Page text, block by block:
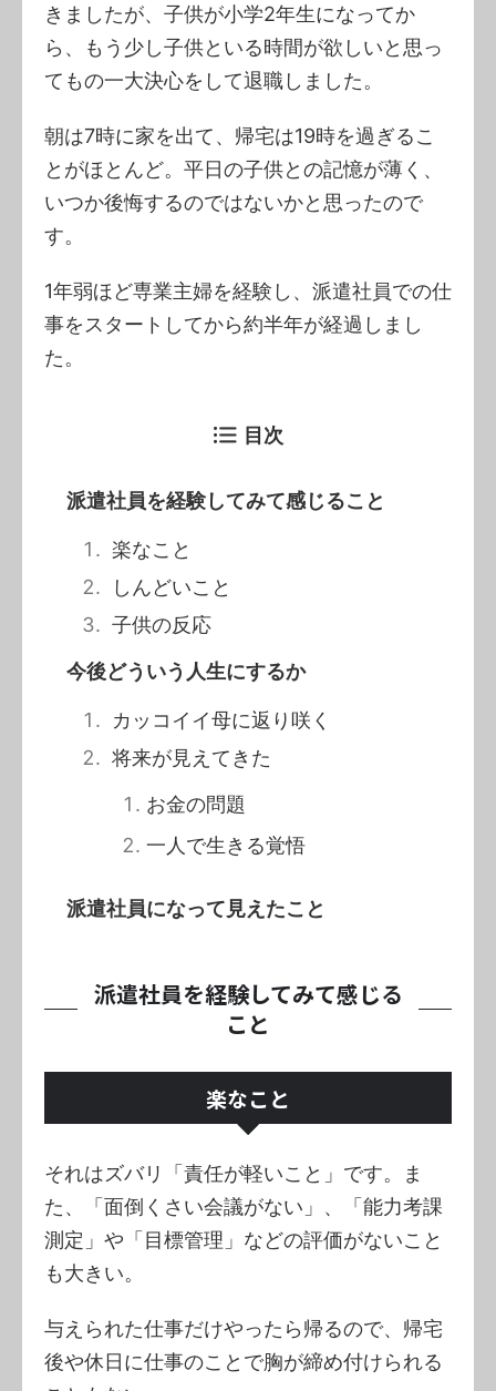
きましたが、子供が小学2年生になってか
ら、もう少し子供といる時間が欲しいと思っ
てもの一大決心をして退職しました。
朝は7時に家を出て、帰宅は19時を過ぎるこ
とがほとんど。平日の子供との記憶が薄く、
いつか後悔するのではないかと思ったので
す。
1年弱ほど専業主婦を経験し、派遣社員での仕
事をスタートしてから約半年が経過しまし
た。
目次
派遣社員を経験してみて感じること
楽なこと
しんどいこと
子供の反応
今後どういう人生にするか
カッコイイ母に返り咲く
将来が見えてきた
お金の問題
一人で生きる覚悟
派遣社員になって見えたこと
派遣社員を経験してみて感じる
こと
楽なこと
それはズバリ「責任が軽いこと」です。ま
た、「面倒くさい会議がない」、「能力考課
測定」や「目標管理」などの評価がないこと
も大きい。
与えられた仕事だけやったら帰るので、帰宅
後や休日に仕事のことで胸が締め付けられる